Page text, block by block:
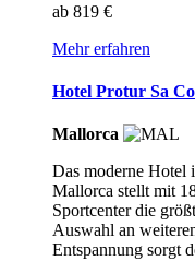
ab 819 €
Mehr erfahren
Hotel Protur Sa
Mallorca
Das moderne Hotel
Mallorca stellt mit
Sportcenter die
Auswahl an
Entspannung sorgt